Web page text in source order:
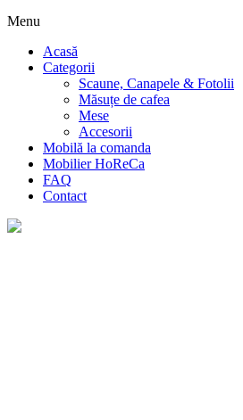
Menu
Acasă
Categorii
Scaune, Canapele & Fotolii
Măsuțe de cafea
Mese
Accesorii
Mobilă la comanda
Mobilier HoReCa
FAQ
Contact